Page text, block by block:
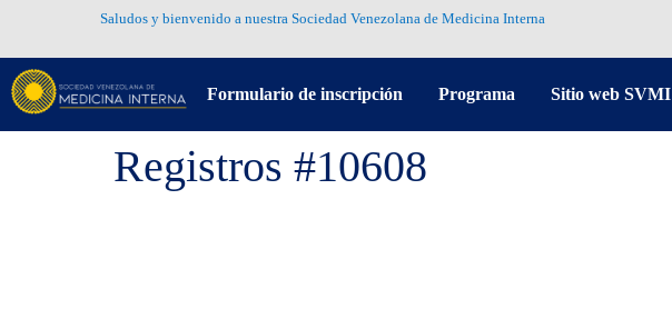
Saludos y bienvenido a nuestra Sociedad Venezolana de Medicina Interna
Formulario de inscripción Programa Sitio web SVMI
Registros #10608